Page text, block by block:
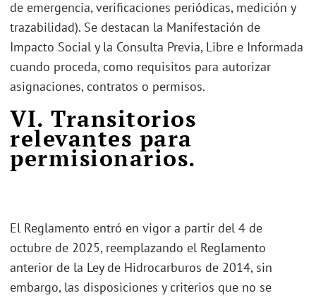
de emergencia, verificaciones periódicas, medición y
trazabilidad). Se destacan la Manifestación de
Impacto Social y la Consulta Previa, Libre e Informada
cuando proceda, como requisitos para autorizar
asignaciones, contratos o permisos.
VI. Transitorios
relevantes para
permisionarios.
El Reglamento entró en vigor a partir del 4 de
octubre de 2025, reemplazando el Reglamento
anterior de la Ley de Hidrocarburos de 2014, sin
embargo, las disposiciones y criterios que no se